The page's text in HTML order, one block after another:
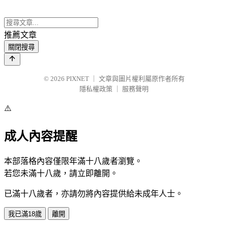
推薦文章
關閉搜尋
© 2026 PIXNET
文章與圖片權利屬原作者所有
隱私權政策
服務聲明
⚠️
成人內容提醒
本部落格內容僅限年滿十八歲者瀏覽。
若您未滿十八歲，請立即離開。
已滿十八歲者，亦請勿將內容提供給未成年人士。
我已滿18歲 離開